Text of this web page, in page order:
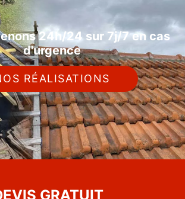
24h/24 sur 7j/7 en cas
d'urgence
RÉALISATIONS
GRATUIT